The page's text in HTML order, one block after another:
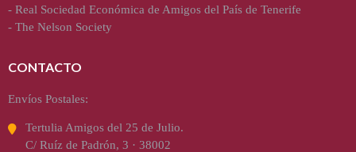
- Real Sociedad Económica de Amigos del País de Tenerife
- The Nelson Society
CONTACTO
Envíos Postales:
Tertulia Amigos del 25 de Julio.
C/ Ruíz de Padrón, 3 · 38002